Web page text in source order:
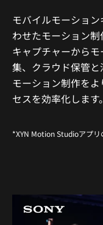
モバイルモーショ
わせたモーション制
キャプチャーから
集、クラウド保管と
モーション制作を
セスを効率化します。
*XYN Motion Studioアプリ